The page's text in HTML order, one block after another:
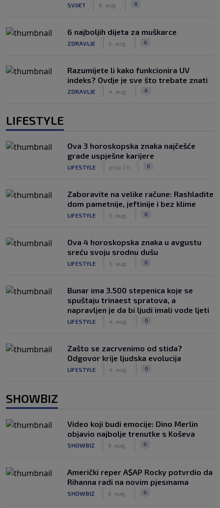
SVIJET 6. aug. 0
6 najboljih dijeta za muškarce
ZDRAVLJE 5. aug. 0
Razumijete li kako funkcionira UV
indeks? Ovdje je sve što trebate znati
ZDRAVLJE 4. aug. 0
LIFESTYLE
Ova 3 horoskopska znaka najčešće
grade uspješne karijere
LIFESTYLE prije 1 h 0
Zaboravite na velike račune: Rashladite
dom pametnije, jeftinije i bez klime
LIFESTYLE 5. aug. 0
Ova 4 horoskopska znaka u avgustu
sreću svoju srodnu dušu
LIFESTYLE 5. aug. 0
Bunar imа 3.500 stepenica koje se
spuštaju trinaest spratova, a
napravljen je da bi ljudi imali vode ljeti
LIFESTYLE 4. aug. 0
Zašto se zacrvenimo od stida?
Odgovor krije ljudska evolucija
LIFESTYLE 4. aug. 0
SHOWBIZ
Video koji budi emocije: Dino Merlin
objavio najbolje trenutke s Koševa
SHOWBIZ 6. aug. 0
Američki reper A$AP Rocky potvrdio da
Rihanna radi na novim pjesmama
SHOWBIZ 6. aug. 0